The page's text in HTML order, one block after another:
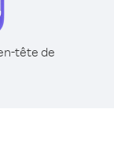
tête de